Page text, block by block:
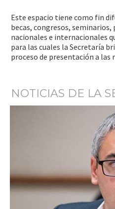
Este espacio tiene como fin
becas, congresos,
nacionales e internacionales
para las cuales la Secretaría
proceso de presentación a las
NOTICIAS DE LA